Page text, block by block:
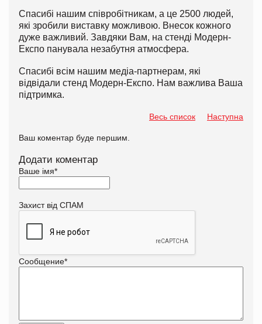
Спасибі нашим співробітникам, а це 2500 людей,
які зробили виставку можливою. Внесок кожного
дуже важливий. Завдяки Вам, на стенді Модерн-
Експо панувала незабутня атмосфера.
Спасибі всім нашим медіа-партнерам, які
відвідали стенд Модерн-Експо. Нам важлива Ваша
підтримка.
Весь список Наступна
Ваш коментар буде першим.
Додати коментар
Ваше імя*
Захист від СПАМ
Сообщение*